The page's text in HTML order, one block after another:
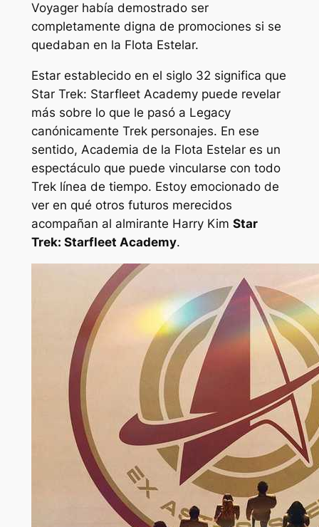
Voyager había demostrado ser
completamente digna de promociones si se
quedaban en la Flota Estelar.
Estar establecido en el siglo 32 significa que
Star Trek: Starfleet Academy puede revelar
más sobre lo que le pasó a Legacy
canónicamente Trekpersonajes. En ese
sentido, Academia de la Flota Estelares un
espectáculo que puede vincularse con todo
Trek línea de tiempo. Estoy emocionado de
ver en qué otros futuros merecidos
acompañan al almirante Harry Kim Star
Trek: Starfleet Academy.